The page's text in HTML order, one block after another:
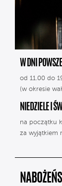
W DNI
od 11.00 do
(w okresie
NIEDZIELE I
na początku
za wyjątkiem